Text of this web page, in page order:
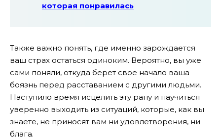
которая понравилась
Также важно понять, где именно зарождается
ваш страх остаться одиноким. Вероятно, вы уже
сами поняли, откуда берет свое начало ваша
боязнь перед расставанием с другими людьми.
Наступило время исцелить эту рану и научиться
уверенно выходить из ситуаций, которые, как вы
знаете, не приносят вам ни удовлетворения, ни
блага.